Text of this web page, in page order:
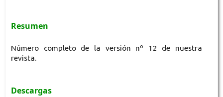
Resumen
Número completo de la versión nº 12 de nuestra
revista.
Descargas